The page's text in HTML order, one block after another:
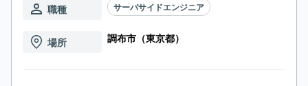
職種 サーバサイドエンジニア
場所 調布市（東京都）